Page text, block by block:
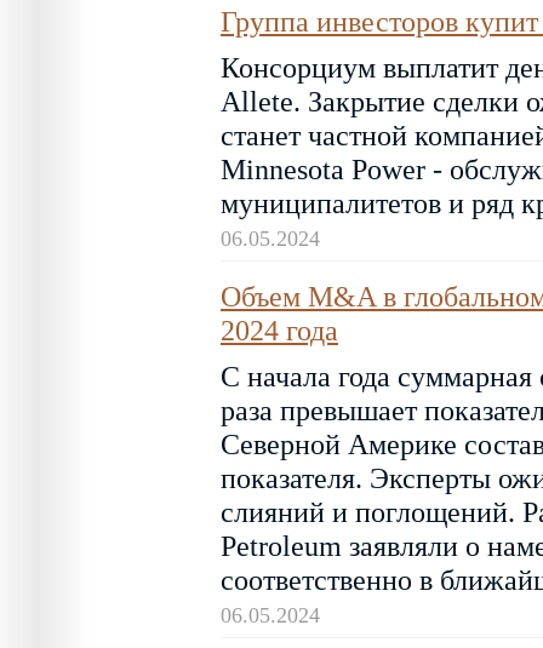
Группа инвесторов
Консорциум выплатит
Allete. Закрытие сделки
станет частной
Minnesota Power -
муниципалитетов и
06.05.2024
Объем M&A в
2024 года
С начала года
раза превышает
Северной Америке
показателя. Эксперты
слияний и поглощений.
Petroleum заявляли о
соответственно в
06.05.2024